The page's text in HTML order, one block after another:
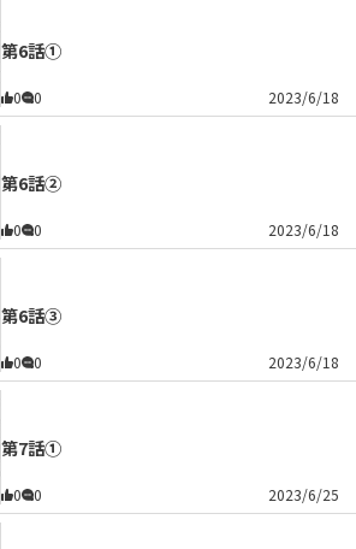
第6話①
0 0 2023/6/18
第6話②
0 0 2023/6/18
第6話③
0 0 2023/6/18
第7話①
0 0 2023/6/25